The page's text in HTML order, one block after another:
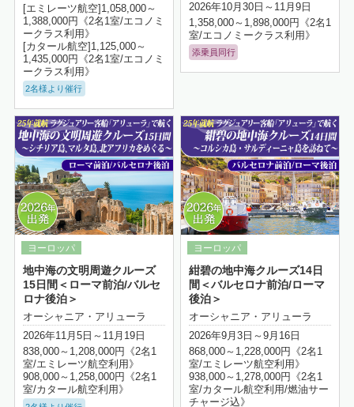
[エミレーツ航空]1,058,000～
1,388,000円《2名1室/エコノミ
ークラス利用》
[カタール航空]1,125,000～
1,435,000円《2名1室/エコノミ
ークラス利用》
2名様より催行
2026年10月30日～11月9日
1,358,000～1,898,000円《2名1
室/エコノミークラス利用》
添乗員同行
地中海の文明周遊クルーズ
15日間＜ローマ前泊/バルセ
ロナ後泊＞
オーシャニア・アリューラ
2026年11月5日～11月19日
838,000～1,208,000円《2名1
室/エミレーツ航空利用》
908,000～1,258,000円《2名1
室/カタール航空利用》
紺碧の地中海クルーズ14日
間＜バルセロナ前泊/ローマ
後泊＞
オーシャニア・アリューラ
2026年9月3日～9月16日
868,000～1,228,000円《2名1
室/エミレーツ航空利用》
938,000～1,278,000円《2名1
室/カタール航空利用/燃油サー
チャージ込》
詳細はこちら